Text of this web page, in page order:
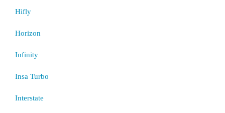
Hifly
Horizon
Infinity
Insa Turbo
Interstate